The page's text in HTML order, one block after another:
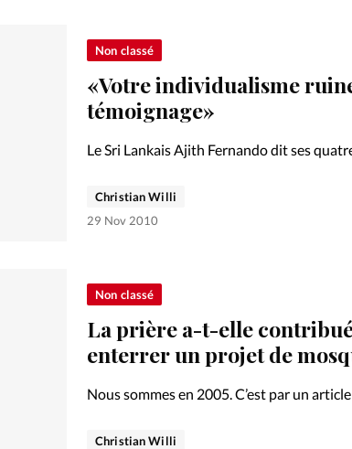
Non classé
«Votre individualisme
témoignage»
Le Sri Lankais Ajith Fernando dit ses
Christian Willi
29 Nov 2010
Non classé
La prière a-t-elle
enterrer un projet de
Nous sommes en 2005. C’est par un
futur centre islamique doit être construit
Christian Willi